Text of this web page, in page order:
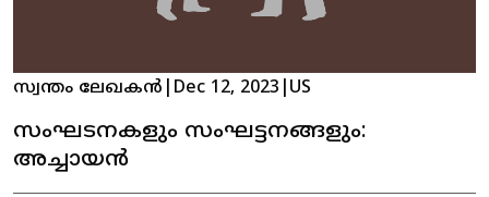
സ്വന്തം ലേഖകൻ Dec 12, 2023 US
സംഘടനകളും സംഘട്ടനങ്ങളും:
അച്ചായൻ